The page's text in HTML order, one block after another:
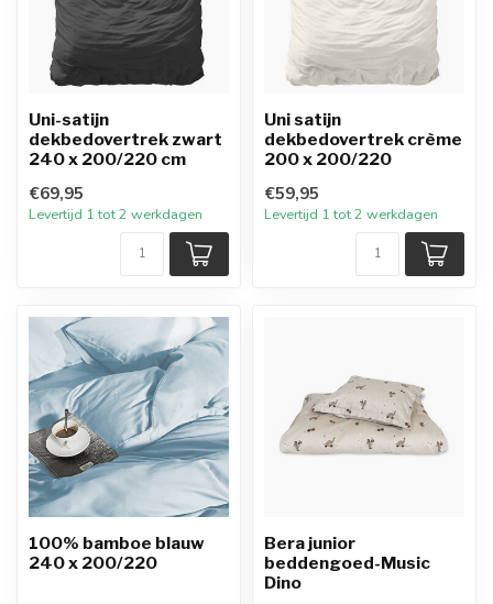
Uni-satijn
dekbedovertrek zwart
240 x 200/220 cm
€69,95
Levertijd 1 tot 2 werkdagen
Uni satijn
dekbedovertrek crème
200 x 200/220
€59,95
Levertijd 1 tot 2 werkdagen
100% bamboe blauw
240 x 200/220
Bera junior
beddengoed-Music
Dino